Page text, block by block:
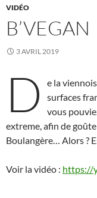
VIDÉO
B’VEGAN
3 AVRIL 2019
D
e la
surfaces
vous
extreme, afin de
Boulangère… Alors ?
Voir la vidéo : https://